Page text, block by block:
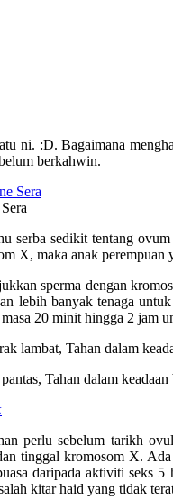
ni. :D. Bagaimana
berkahwin.
serba sedikit tentang
X, maka anak
sperma dengan
lebih banyak tenaga
20 minit hingga 2 jam
lambat, Tahan dalam
Tahan dalam keadaan
perlu sebelum tarikh
tinggal kromosom X.
daripada aktiviti seks
kitar haid yang tidak